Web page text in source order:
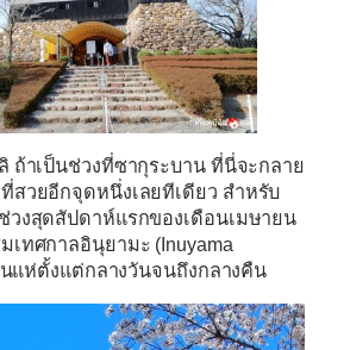
ถ้าเป็นช่วงที่ซากุระบาน ที่นี่จะกลาย
สวยอีกจุดหนึ่งเลยทีเดียว สำหรับ
วงสุดสัปดาห์แรกของเดือนเมษายน
เทศกาลอินุยามะ (Inuyama
แห่ตั้งแต่กลางวันจนถึงกลางคืน